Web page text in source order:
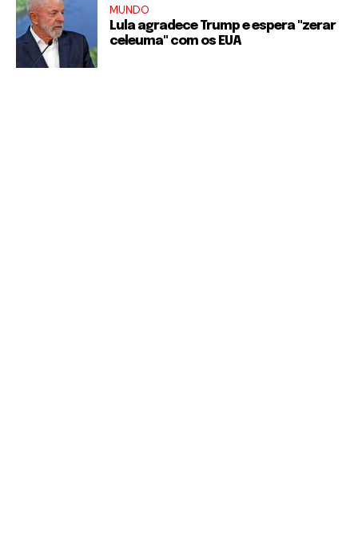
MUNDO
Lula agradece Trump e espera "zerar
celeuma" com os EUA